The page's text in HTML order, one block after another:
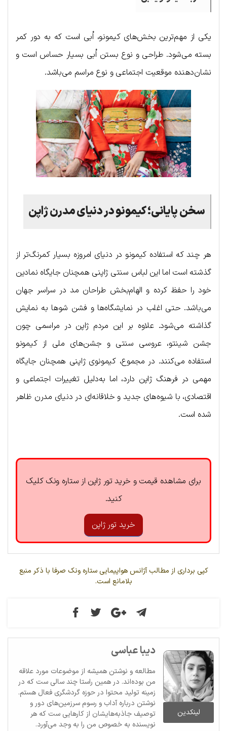
یکی از مهم‌ترین بخش‌های کیمونو، اُبی است که به دور کمر
بسته می‌شود. طراحی و نوع بستن اُبی بسیار حساس است و
نشان‌دهنده موقعیت اجتماعی و نوع مراسم می‌باشد.
سخن پایانی؛ کیمونو در دنیای مدرن ژاپن
هر چند که استفاده کیمونو در دنیای امروزه بسیار کمرنگ‌تر از
گذشته است اما این لباس سنتی ژاپنی همچنان جایگاه نمادین
خود را حفظ کرده و الهام‌بخش طراحان مد در سراسر جهان
می‌باشد. حتی اغلب در نمایشگاه‌ها و فشن شوها به نمایش
گذاشته می‌شود. علاوه بر این مردم ژاپن در مراسمی چون
جشن شینتو، عروسی سنتی و جشن‌های ملی از کیمونو
استفاده می‌کنند. در مجموع، کیمونوی ژاپنی همچنان جایگاه
مهمی در فرهنگ ژاپن دارد، اما به‌دلیل تغییرات اجتماعی و
اقتصادی، با شیوه‌های جدید و خلاقانه‌ای در دنیای مدرن ظاهر
شده است.
برای مشاهده قیمت و خرید تور ژاپن از ستاره ونک کلیک
کنید.
خرید تور ژاپن
کپی برداری از مطالب آژانس هواپیمایی ستاره ونک صرفا با ذکر منبع
بلامانع است.
لینکدین
دیبا عباسی
مطالعه و نوشتن همیشه از موضوعات مورد علاقه
من بوده‌اند. در همین راستا چند سالی ست که در
زمینه تولید محتوا در حوزه گردشگری فعال هستم.
نوشتن درباره آداب و رسوم سرزمین‌های دور و
توصیف جاذبه‌هایشان از کارهایی ست که هر
نویسنده به خصوص من را به وجد می‌آورد.